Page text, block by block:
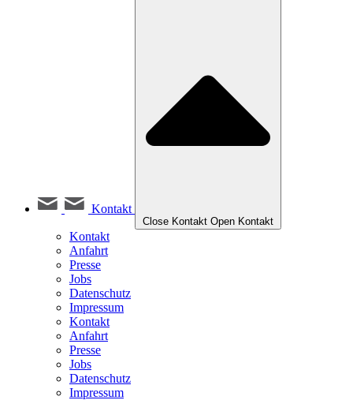
Kontakt
Close Kontakt Open Kontakt
Kontakt
Anfahrt
Presse
Jobs
Datenschutz
Impressum
Kontakt
Anfahrt
Presse
Jobs
Datenschutz
Impressum